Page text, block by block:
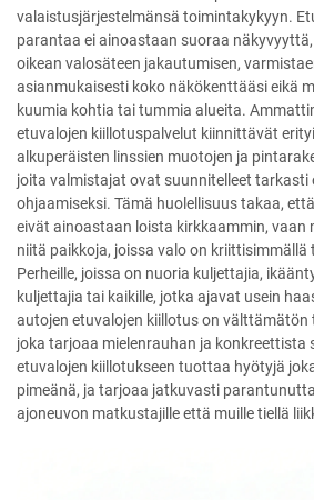
valaistusjärjestelmänsä toimintakykyyn.
parantaa ei ainoastaan suoraa
oikean valosäteen jakautumisen,
asianmukaisesti koko näkökenttääsi eikä
kuumia kohtia tai tummia alueita.
etuvalojen kiillotuspalvelut kiinnittävät
alkuperäisten linssien muotojen ja
joita valmistajat ovat suunnitelleet tarkasti
ohjaamiseksi. Tämä huolellisuus takaa,
eivät ainoastaan loista kirkkaammin, vaan
niitä paikkoja, joissa valo on kriittisimmällä
Perheille, joissa on nuoria kuljettajia,
kuljettajia tai kaikille, jotka ajavat usein
autojen etuvalojen kiillotus on välttämätön
joka tarjoaa mielenrauhan ja konkreettista
etuvalojen kiillotukseen tuottaa hyötyjä
pimeänä, ja tarjoaa jatkuvasti
ajoneuvon matkustajille että muille tiellä